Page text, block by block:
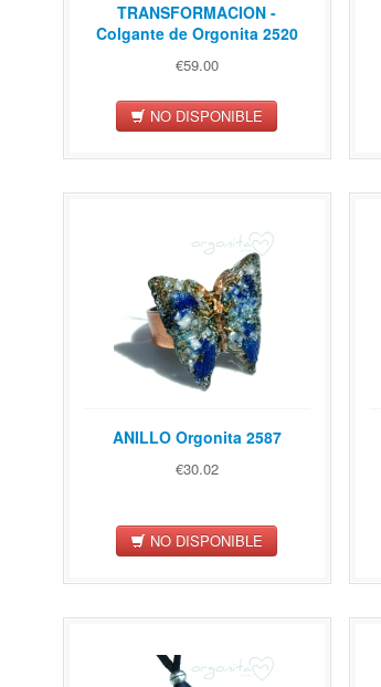
TRANSFORMACION -
Colgante de Orgonita 2520
€59.00
NO DISPONIBLE
ANILLO Orgonita 2587
€30.02
NO DISPONIBLE